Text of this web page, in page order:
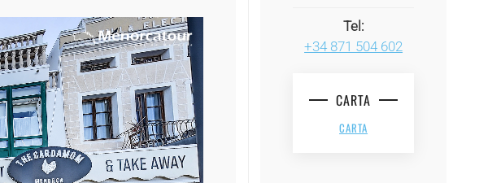
Tel:
+34 871 504 602
CARTA
CARTA